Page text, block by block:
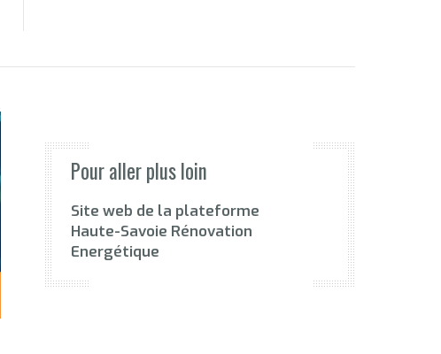
Pour aller plus loin
Site web de la plateforme
Haute-Savoie Rénovation
Energétique